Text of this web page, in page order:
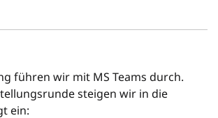
führen wir mit MS Teams durch.
steigen wir in die
ein: